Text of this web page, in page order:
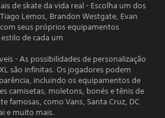
de skate da vida real - Escolha um dos
Lemos, Brandon Westgate, Evan
seus próprios equipamentos
de cada um.
- As possibilidades de personalização
são infinitas. Os jogadores podem
incluindo os equipamentos de
camisetas, moletons, bonés e tênis de
famosas, como Vans, Santa Cruz, DC
e muito mais.